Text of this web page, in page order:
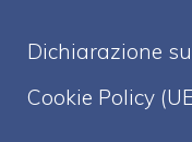
Dichiarazione
Cookie Policy